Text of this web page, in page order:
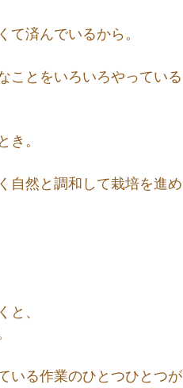
済んでいるから。
ことをいろいろやっている
。
自然と調和して栽培を進め
、
いる作業のひとつひとつが